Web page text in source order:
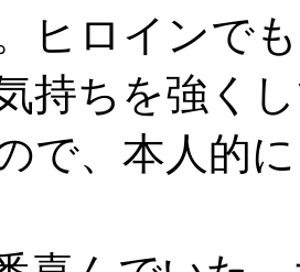
ヒロインで
持ちを強く
で、本人的